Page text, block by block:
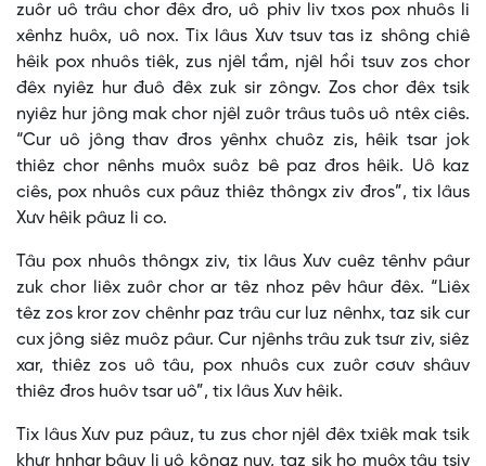
zuôr uô trâu chor đêx đro, uô phiv liv txos pox nhuôs li
xênhz huôx, uô nox. Tix lâus Xưv tsuv tas iz shông chiê
hêik pox nhuôs tiêk, zus njêl tầm, njêl hồi tsuv zos chor
đêx nyiêz hur đuô đêx zuk sir zôngv. Zos chor đêx tsik
nyiêz hur jông mak chor njêl zuôr trâus tuôs uô ntêx ciês.
“Cur uô jông thav đros yênhx chuôz zis, hêik tsar jok
thiêz chor nênhs muôx suôz bê paz đros hêik. Uô kaz
ciês, pox nhuôs cux pâuz thiêz thôngx ziv đros”, tix lâus
Xưv hêik pâuz li co.
Tâu pox nhuôs thôngx ziv, tix lâus Xưv cuêz tênhv pâur
zuk chor liêx zuôr chor ar têz nhoz pêv hâur đêx. “Liêx
têz zos kror zov chênhr paz trâu cur luz nênhx, taz sik cur
cux jông siêz muôz pâur. Cur njênhs trâu zuk tsưr ziv, siêz
xar, thiêz zos uô tâu, pox nhuôs cux zuôr cơưv shâuv
thiêz đros huôv tsar uô”, tix lâus Xưv hêik.
Tix lâus Xưv puz pâuz, tu zus chor njêl đêx txiêk mak tsik
khưr hnhar bâuv li uô kôngz nuv, taz sik ho muôx tâu tsiv